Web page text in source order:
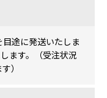
途に発送いたしま
ます。（受注状況
）